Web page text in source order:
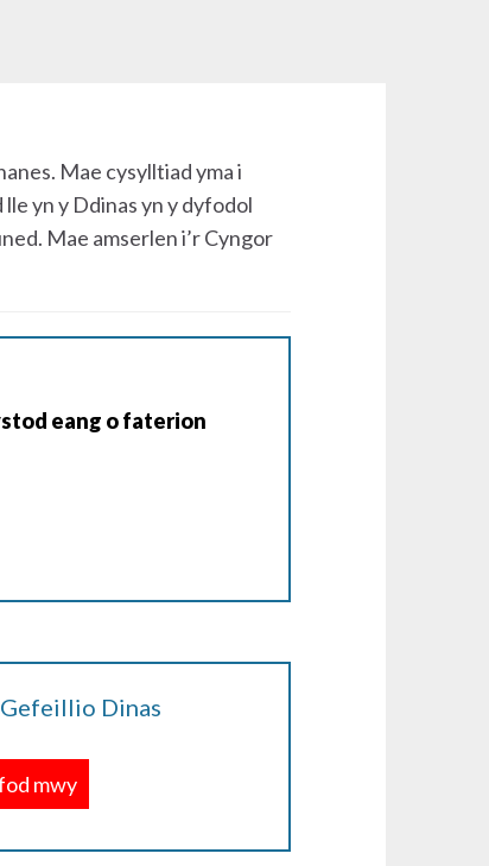
Mae cysylltiad yma i
yn y Ddinas yn y dyfodol
Mae amserlen i’r Cyngor
eang o faterion
Dinas
mwy